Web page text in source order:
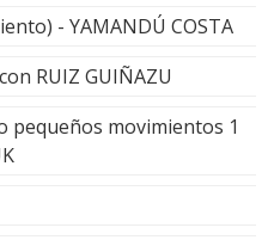
- YAMANDÚ COSTA
RUIZ GUIÑAZU
pequeños movimientos 1